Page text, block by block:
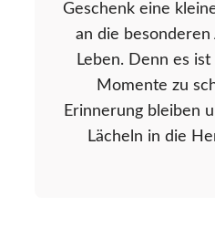
Geschenk eine
an die besonderen
Leben. Denn es
Momente zu
Erinnerung bleiben
Lächeln in die